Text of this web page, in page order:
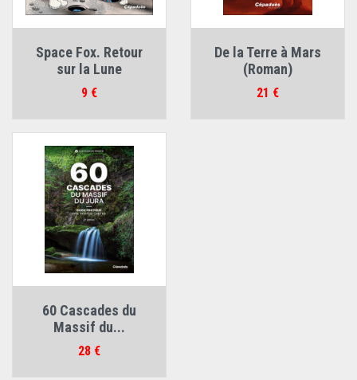
Space Fox. Retour
sur la Lune
Prix
9 €
De la Terre à Mars
(Roman)
Prix
21 €
60 Cascades du
Massif du...
Prix
28 €